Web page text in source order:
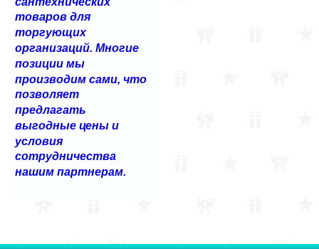
товаров для
торгующих
организаций. Многие
позиции мы
производим сами, что
позволяет
предлагать
выгодные цены и
условия
сотрудничества
нашим партнерам.